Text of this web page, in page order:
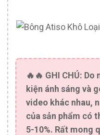
🔥🔥 GHI CHÚ: Do
kiện ánh sáng và
video khác nhau,
của sản phẩm có
5-10%. Rất mong